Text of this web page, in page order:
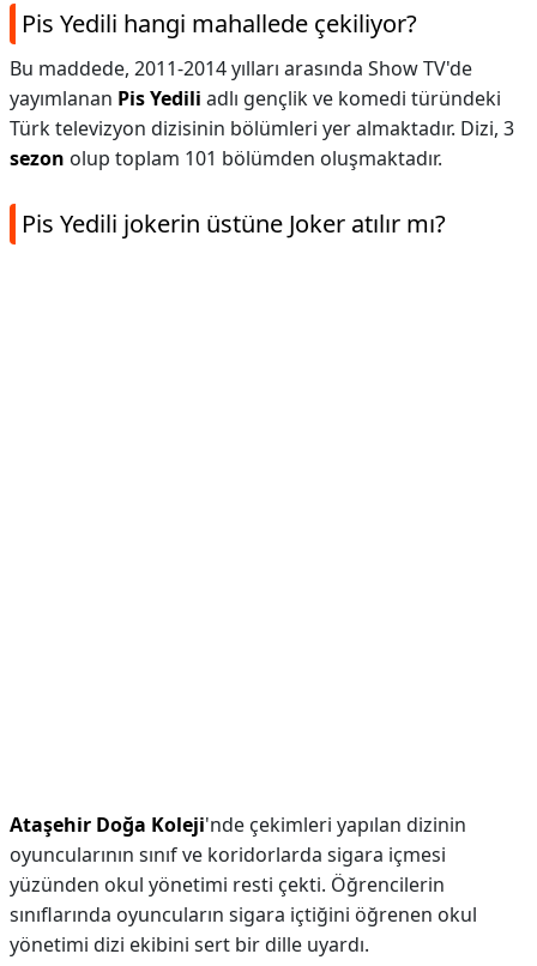
Pis Yedili hangi mahallede çekiliyor?
Bu maddede, 2011-2014 yılları arasında Show TV'de
yayımlanan Pis Yedili adlı gençlik ve komedi türündeki
Türk televizyon dizisinin bölümleri yer almaktadır. Dizi, 3
sezon olup toplam 101 bölümden oluşmaktadır.
Pis Yedili jokerin üstüne Joker atılır mı?
Ataşehir Doğa Koleji'nde çekimleri yapılan dizinin
oyuncularının sınıf ve koridorlarda sigara içmesi
yüzünden okul yönetimi resti çekti. Öğrencilerin
sınıflarında oyuncuların sigara içtiğini öğrenen okul
yönetimi dizi ekibini sert bir dille uyardı.